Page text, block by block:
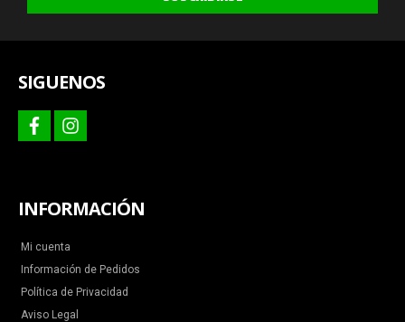
y
SIGUENOS
facebookinstagram
INFORMACIÓN
Mi cuenta
Información de Pedidos
Política de Privacidad
Aviso Legal